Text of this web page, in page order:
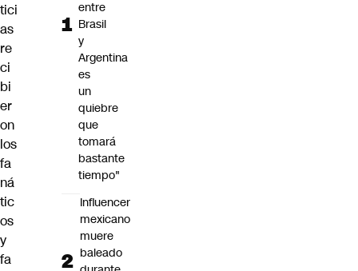
tici
as
re
ci
bi
er
on
los
fa
ná
tic
os
y
fa
entre
Brasil
y
Argentina
es
un
quiebre
que
tomará
bastante
tiempo"
Influencer
mexicano
muere
baleado